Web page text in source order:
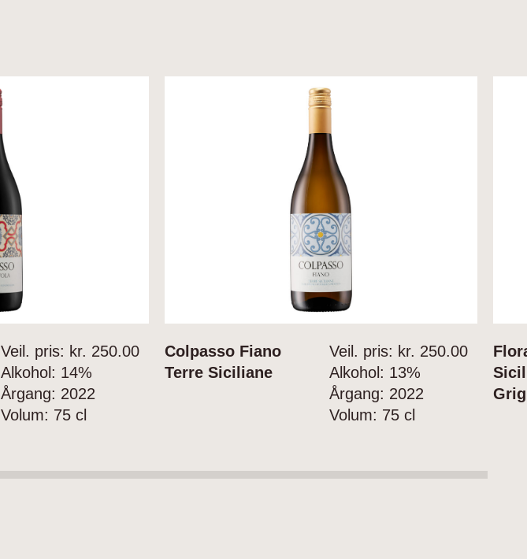
Veil. pris: kr. 250.00
Alkohol: 14%
Årgang: 2022
Volum: 75 cl
Colpasso Fiano
Terre Siciliane
Veil. pris: kr. 250.00
Alkohol: 13%
Årgang: 2022
Volum: 75 cl